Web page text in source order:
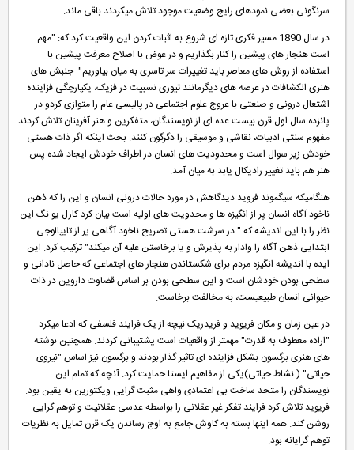
سرنگونی بعضی نمودهای رایج وضعیت موجود تلاش میکردند باقی ماند.
در سال 1890 مسیر فکری تازه ای شروع به اثبات کردن این واقعیت کرد که: "مهم
است هنجار های پیشین را کنار بگذاریم و در عوض با اصلاح معرفت پیشین با
استفاده از روش های معاصر باید تغییرات سر تاسری به میان بیاوریم". جنبش های
هنری انکشافات در عرصه های دیگرمانند تیوری نسبیت در فزیک، یکپارچگی فزاینده
اشتعال درونی و صنعتی با عروج علوم اجتماعی در پالیسی عام را متوازی کردو در
پانزده سال اول قرن بیست عده ای از نویسندگان، متفکرین و هنر آفرینان تلاش کردند
مفهوم سنتی ادبیات، نقاشی و موسیقی را دگرگون کنند. بحث اینکه اگر ذات هستی
خودش زیر سوال است و محدودیت های انسان در اطراف خودش ایجاد شده پس
هنر هم باید تغییر رادیکال یابد به میان آمد.
هنگامیکه سیگموند فروید دیدگاهش در مورد حالات درونی انسان و این را که ذهن
ناخود آگاه انسان پر از انگیزه ها و محدویت های اولیه است بیان کرد کارل یو نگ این
نظر را با این اندیشه که " در سرشت هستی تصریح ناخود آگاهی پر از تایپالوجی
ابتدایی ذهن آگاه را وادار به پذیرش و یا برخاستن علیه آن میکند" ترکیب کرد. این
ایده با اندیشه انگیزه مردم برای شکستاندن هنجار های اجتماعی که حاصل نادانی و
سطحی بودن خودشان است و این سطحی بودن بر اساس قضاوت داروین در ذات
حیوانی انسان طبیعیست، به مخالفت برخاست.
در عین زمان و مکان فریوید و فریدریک نیچه از یک فرایند فلسفی که ادعا میکرد
"اراده معطوف به قدرت" مهمتر از واقعیات است پشتیبانی کردند. همچنین نوشته
های هنری برگسون بشکل فزاینده ای تاثیر گذار بودند و برگسون نیز اساس "نیروی
حیاتی" ( نشاط حیاتی)یکی از مفاهیم ایستا حمایت کرد. آنچه که تمام این
نویسندگان را متحد ساخت بی اعتمادی واهی مثبت گرایی ویکتورین به یقین بود.
فریوید تلاش کرد فرایند تفکر غیر عقلانی را بواسطه عدسی عقلانیت و توهم گرایی
روشن کند. همه اینها بسته به کاوش جامع به اوج رساندن یک قرن تمایل به نظریات
توهم گرایانه بود.